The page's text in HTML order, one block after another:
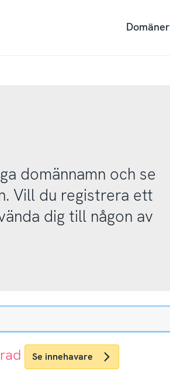
Domäner
domännamn och se
Vill du registrera ett
dig till någon av
Se innehavare